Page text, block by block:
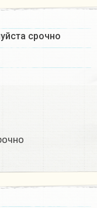
срочно